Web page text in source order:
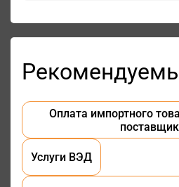
Оплата импортного
Услуги ВЭД